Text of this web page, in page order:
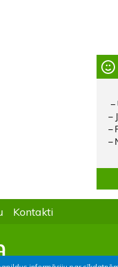
–
–
–
–
Kontakti